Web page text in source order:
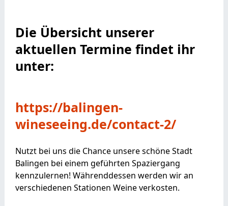
Die Übersicht unserer
aktuellen Termine findet ihr
unter:
https://balingen-
wineseeing.de/contact-2/
Nutzt bei uns die Chance unsere schöne Stadt
Balingen bei einem geführten Spaziergang
kennzulernen! Währenddessen werden wir an
verschiedenen Stationen Weine verkosten.